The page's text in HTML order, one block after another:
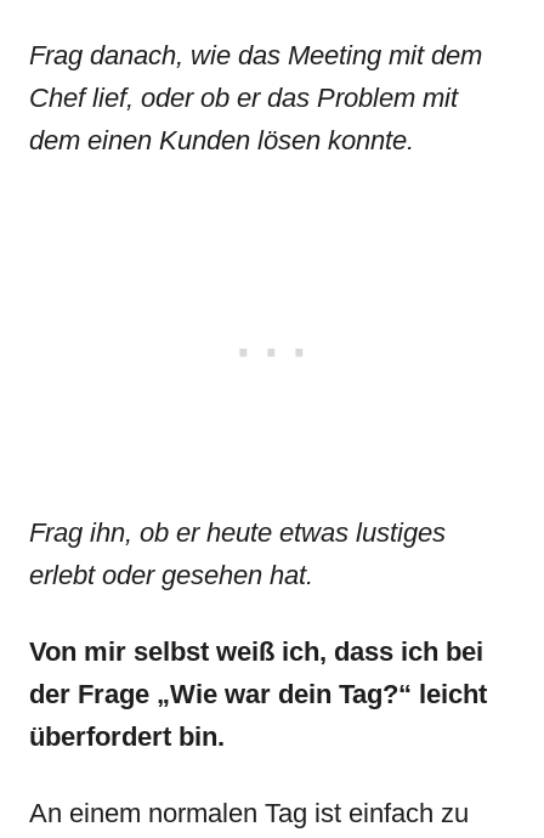
Frag danach, wie das Meeting mit dem
Chef lief, oder ob er das Problem mit
dem einen Kunden lösen konnte.
Frag ihn, ob er heute etwas lustiges
erlebt oder gesehen hat.
Von mir selbst weiß ich, dass ich bei
der Frage „Wie war dein Tag?“ leicht
überfordert bin.
An einem normalen Tag ist einfach zu